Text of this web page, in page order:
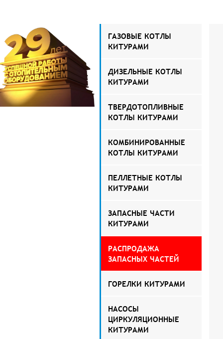
ГАЗОВЫЕ КОТЛЫ
КИТУРАМИ
ДИЗЕЛЬНЫЕ КОТЛЫ
КИТУРАМИ
ТВЕРДОТОПЛИВНЫЕ
КОТЛЫ КИТУРАМИ
КОМБИНИРОВАННЫЕ
КОТЛЫ КИТУРАМИ
ПЕЛЛЕТНЫЕ КОТЛЫ
КИТУРАМИ
ЗАПАСНЫЕ ЧАСТИ
КИТУРАМИ
РАСПРОДАЖА
ЗАПАСНЫХ ЧАСТЕЙ
ГОРЕЛКИ КИТУРАМИ
НАСОСЫ
ЦИРКУЛЯЦИОННЫЕ
КИТУРАМИ